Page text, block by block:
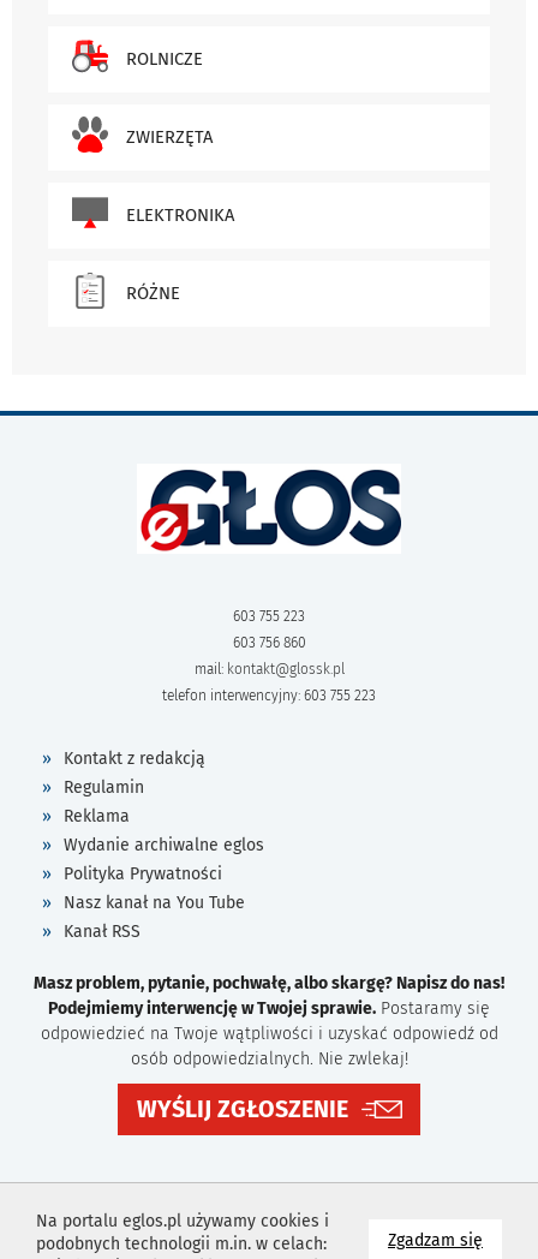
Zgadzam się
Na portalu eglos.pl używamy cookies i
podobnych technologii m.in. w celach:
ROLNICZE
ZWIERZĘTA
ELEKTRONIKA
RÓŻNE
603 755 223
603 756 860
mail: kontakt@glossk.pl
telefon interwencyjny: 603 755 223
Kontakt z redakcją
Regulamin
Reklama
Wydanie archiwalne eglos
Polityka Prywatności
Nasz kanał na You Tube
Kanał RSS
Masz problem, pytanie, pochwałę, albo skargę? Napisz do nas!
Podejmiemy interwencję w Twojej sprawie. Postaramy się
odpowiedzieć na Twoje wątpliwości i uzyskać odpowiedź od
osób odpowiedzialnych. Nie zwlekaj!
WYŚLIJ ZGŁOSZENIE